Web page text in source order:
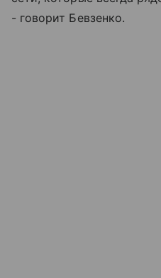
- говорит Бевзенко.